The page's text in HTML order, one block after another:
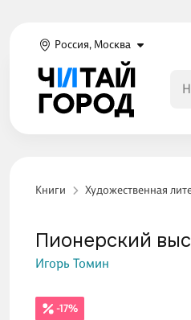
Россия, Москва
Книги Художественная
-17%
Пионерский
Игорь Томин